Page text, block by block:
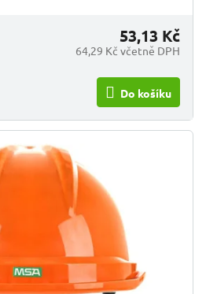
64,29 Kč včetně DPH
53,13 Kč
Do košíku